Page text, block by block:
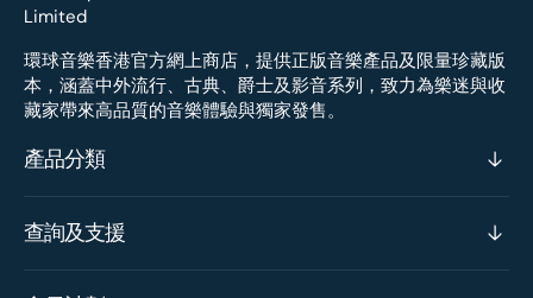
環球音樂香港官方網上商店，提供正版音樂產品及限量珍藏版
本，涵蓋中外流行、古典、爵士及影音系列，致力為樂迷與收
藏家帶來高品質的音樂體驗與獨家發售。
產品分類
查詢及支援